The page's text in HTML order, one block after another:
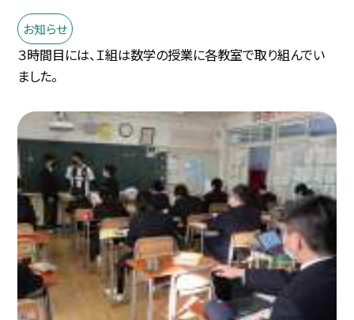
お知らせ
３時間目には、Ｉ組は数学の授業に各教室で取り組んでい
ました。